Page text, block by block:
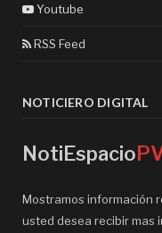
Youtube
RSS Feed
NOTICIERO DIGITAL
NotiEspacio
Mostramos información
usted desea recibir mas